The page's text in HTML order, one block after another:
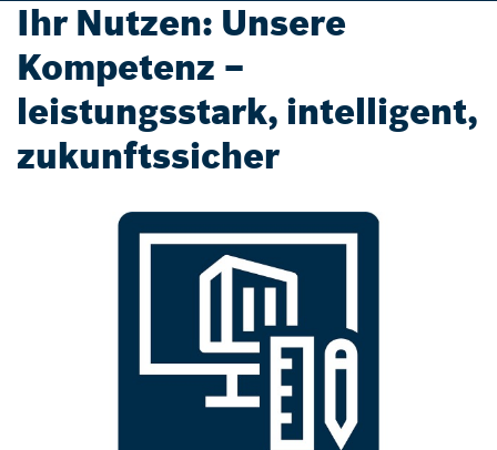
Ihr Nutzen: Unsere
Kompetenz –
leistungsstark, intelligent,
zukunftssicher